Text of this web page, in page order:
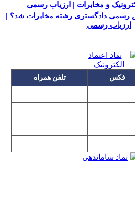
و مخابرات | ارزیاب رسمی
رسمی دادگستری رشته مخابرات شد؟ |
ارزیاب رسمی
فکس تلفن همراه